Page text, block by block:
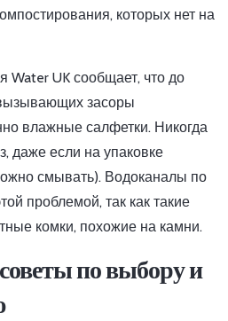
которых нет на
Water UK сообщает, что до
засоры
влажные салфетки. Никогда
даже если на упаковке
смывать). Водоканалы по
проблемой, так как такие
комки, похожие на камни.
по выбору и